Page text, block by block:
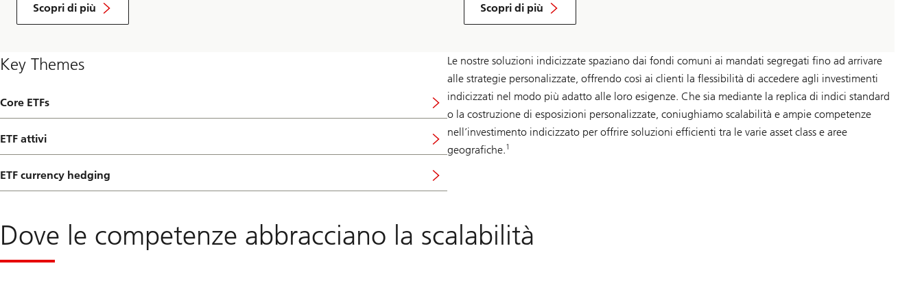
Scopri di più
Key Themes
Core ETFs
ETF attivi
ETF currency hedging
Scopri di più
Le nostre soluzioni indicizzate spaziano dai fondi comuni ai mandati segregati fino ad arrivare
alle strategie personalizzate, offrendo così ai clienti la flessibilità di accedere agli investimenti
indicizzati nel modo più adatto alle loro esigenze. Che sia mediante la replica di indici standard
o la costruzione di esposizioni personalizzate, coniughiamo scalabilità e ampie competenze
nell’investimento indicizzato per offrire soluzioni efficienti tra le varie asset class e aree
geografiche.1
Dove le competenze abbracciano la scalabilità